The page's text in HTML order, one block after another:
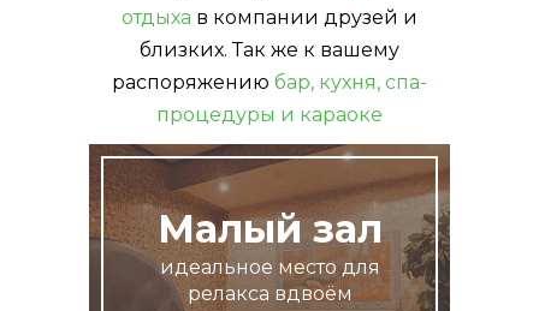
отдыха в компании друзей и
близких. Так же к вашему
распоряжению бар, кухня, спа-
процедуры и караоке
Малый зал
идеальное место для
релакса вдвоём